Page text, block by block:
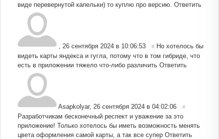
виде перевернутой капельки) то куплю про версию. Ответить
26 сентября 2024 в 10:06:53 # Но хотелось бы
видеть карты яндекса и гугла, потому что в том гибриде, что
есть в приложении тяжело что-либо различить Ответить
Asapkolyar, 26 сентября 2024 в 04:02:06 #
Разработчикам бесконечный респект и уважение за это
приложение! Только хотелось бы иметь возможность менять
цвета оформления самой карты, а так все супер Ответить